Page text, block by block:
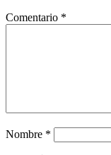
Comentario *
Nombre *